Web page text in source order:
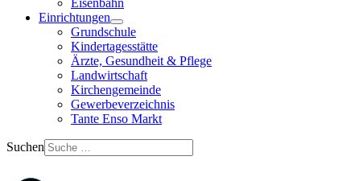
Eisenbahn
Einrichtungen
Grundschule
Kindertagesstätte
Ärzte, Gesundheit & Pflege
Landwirtschaft
Kirchengemeinde
Gewerbeverzeichnis
Tante Enso Markt
Suchen